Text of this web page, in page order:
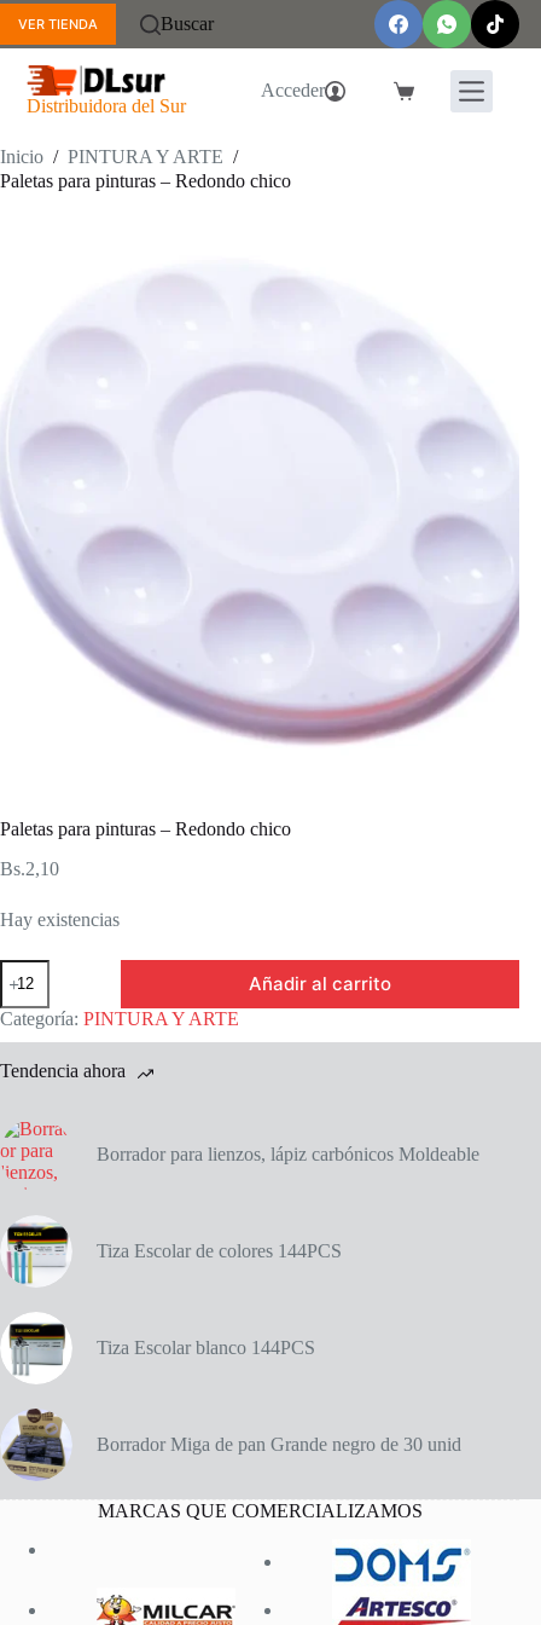
Saltar
contenido
VER TIENDA Buscar
Distribuidora del Sur
Acceder
Carro
Inicio / PINTURA Y ARTE /
Paletas para pinturas – Redondo chico
Paletas para pinturas – Redondo chico
Bs.2,10
Hay existencias
Paletas
para
pinturas
-
chico
Añadir al carrito
Categoría: PINTURA Y ARTE
Tendencia ahora
Borrador para lienzos, lápiz carbónicos Moldeable
Tiza Escolar de colores 144PCS
Tiza Escolar blanco 144PCS
Borrador Miga de pan Grande negro de 30 unid
MARCAS QUE COMERCIALIZAMOS